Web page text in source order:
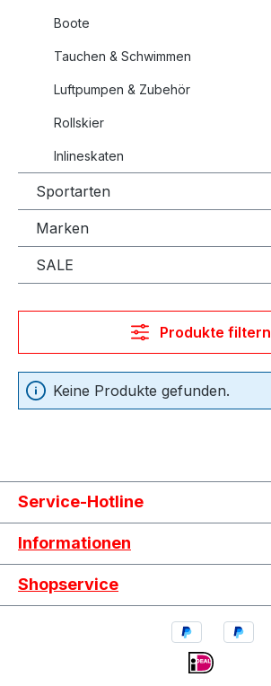
Boote
Tauchen & Schwimmen
Luftpumpen & Zubehör
Rollskier
Inlineskaten
Sportarten
Marken
SALE
Produkte filtern
Keine Produkte gefunden.
Service-Hotline
Informationen
Shopservice